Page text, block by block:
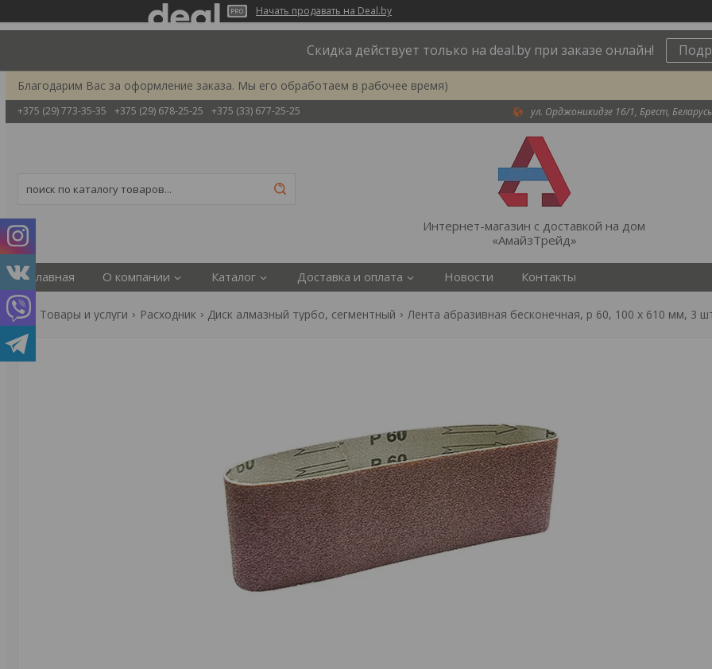
Начать продавать на Deal.by
Скидка действует только на deal.by при заказе онлайн!
Благодарим Вас за оформление заказа. Мы его обработаем в рабочее время)
+375 (29) 773-35-35 +375 (29) 678-25-25 +375 (33) 677-25-25 ул. Орджоникидзе 16/1, Брест, Беларусь
Интернет-магазин с доставкой на дом
«АмайзТрейд»
Главная О компании Каталог Доставка и оплата Новости Контакты
Товары и услуги Расходник Диск алмазный турбо, сегментный Лента абразивная бесконечная, p 60, 100 х 610 мм, 3